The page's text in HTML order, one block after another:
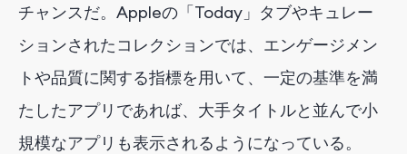
チャンスだ。Appleの「Today」タブやキュレー
ションされたコレクションでは、エンゲージメン
トや品質に関する指標を用いて、一定の基準を満
たしたアプリであれば、大手タイトルと並んで小
規模なアプリも表示されるようになっている。